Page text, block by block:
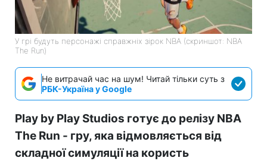
У грі будуть персонажі справжніх зірок NBA (скриншот: NBA
The Run)
Не витрачай час на шум! Читай тільки суть з
РБК-Україна у Google
Play by Play Studios готує до релізу NBA
The Run - гру, яка відмовляється від
складної симуляції на користь